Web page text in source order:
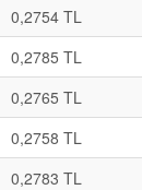
0,2754 TL
0,2785 TL
0,2765 TL
0,2758 TL
0,2783 TL